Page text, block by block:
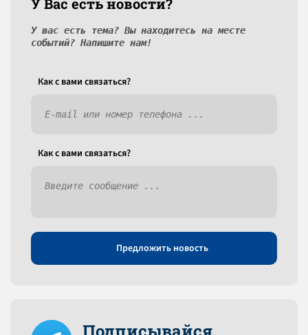
У вас есть тема? Вы находитесь на месте
событий? Напишите нам!
Как c вами связаться?
Как c вами связаться?
Предложить новость